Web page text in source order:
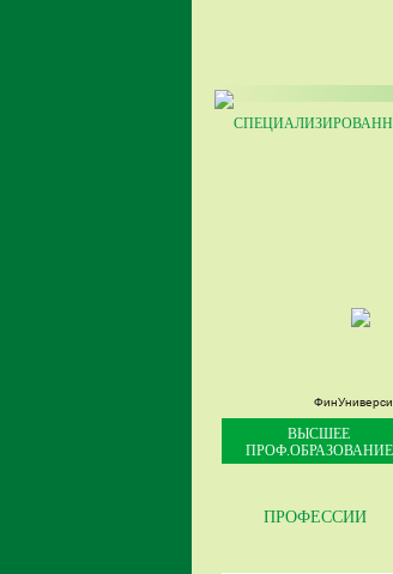
ВЫСШЕЕ
ПРОФ.ОБРАЗОВАНИЕ
ПРОФЕССИИ